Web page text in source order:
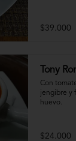
$39.000
Tony
Con
jengibre y
huevo.
$24.000